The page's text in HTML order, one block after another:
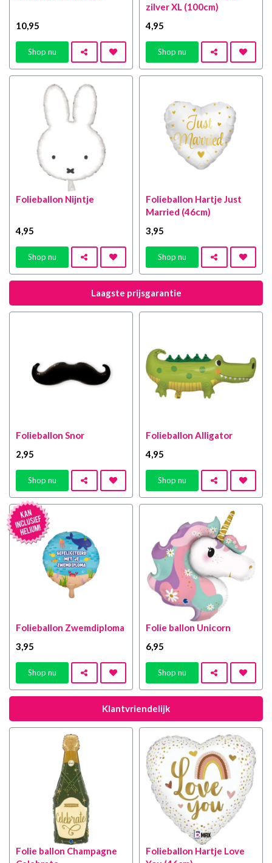
10 ,95
Shop nu
zilver XL (100cm)
4 ,95
Shop nu
Folieballon Nijntje
4 ,95
Shop nu
Folieballon Hartje Just
Married (46cm)
3 ,95
Shop nu
Laagste prijsgarantie
Folieballon Snor
2 ,95
Shop nu
Folieballon Alligator
4 ,95
Shop nu
Folieballon Zwemdiploma
3 ,95
Shop nu
Folie ballon Unicorn
6 ,95
Shop nu
Klantvriendelijk
Folie ballon Champagne
Folieballon Hartje Love